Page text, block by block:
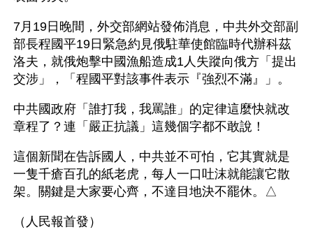
7月19日晚間，外交部網站發佈消息，中共外交部副
部長程國平19日緊急約見俄駐華使館臨時代辦科茲
洛夫，就俄炮擊中國漁船造成1人失蹤向俄方「提出
交涉」，「程國平對該事件表示『強烈不滿』」。
中共國政府「誰打我，我罵誰」的定律這麼快就改
章程了？連「嚴正抗議」這幾個字都不敢說！
這個新聞在告訴國人，中共並不可怕，它其實就是
一隻千瘡百孔的紙老虎，每人一口吐沫就能讓它散
架。關鍵是大家要心齊，不達目地決不罷休。△